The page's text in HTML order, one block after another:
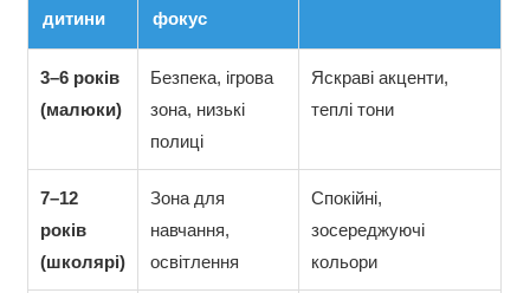
дитини
фокус
3–6 років
(малюки)
Безпека, ігрова
зона, низькі
полиці
Яскраві акценти,
теплі тони
7–12
років
(школярі)
Зона для
навчання,
освітлення
Спокійні,
зосереджуючі
кольори